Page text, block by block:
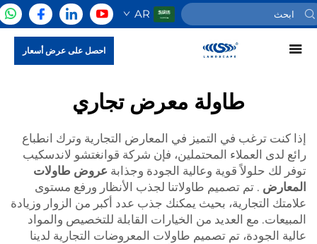
AR
احصل على عرض أسعار
طاولة معرض تجاري
إذا كنت ترغب في التميز في المعارض التجارية وترك انطباع
رائع لدى العملاء المحتملين، فإن شركة قوانغتشو لاندسكيب
توفر لك حلولاً قوية وعالية الجودة وجذابةعروض طاولات
المعارض. تم تصميم طاولاتنا لجذب الأنظار ورفع مستوى
علامتك التجارية، بحيث يمكنك جذب عدد أكبر من الزوار وزيادة
المبيعات. مع العديد من الخيارات القابلة للتخصيص والمواد
عالية الجودة، تم تصميم طاولات المعروضات التجارية لدينا